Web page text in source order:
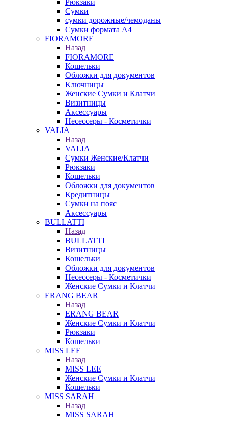
Рюкзаки
Сумки
сумки дорожные/чемоданы
Сумки формата А4
FIORAMORE
Назад
FIORAMORE
Кошельки
Обложки для документов
Ключницы
Женские Сумки и Клатчи
Визитницы
Аксессуары
Несессеры - Косметички
VALIA
Назад
VALIA
Сумки Женские/Клатчи
Рюкзаки
Кошельки
Обложки для документов
Кредитницы
Сумки на пояс
Аксессуары
BULLATTI
Назад
BULLATTI
Визитницы
Кошельки
Обложки для документов
Несессеры - Косметички
Женские Сумки и Клатчи
ERANG BEAR
Назад
ERANG BEAR
Женские Сумки и Клатчи
Рюкзаки
Кошельки
MISS LEE
Назад
MISS LEE
Женские Сумки и Клатчи
Кошельки
MISS SARAH
Назад
MISS SARAH